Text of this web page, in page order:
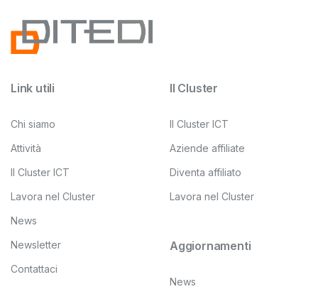
Link utili
Chi siamo
Attività
Il Cluster ICT
Lavora nel Cluster
News
Newsletter
Contattaci
Il Cluster
Il Cluster ICT
Aziende affiliate
Diventa affiliato
Lavora nel Cluster
Aggiornamenti
News